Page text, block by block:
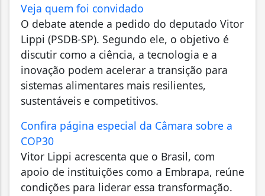
Veja quem foi convidado
O debate atende a pedido do deputado Vitor
Lippi (PSDB-SP). Segundo ele, o objetivo é
discutir como a ciência, a tecnologia e a
inovação podem acelerar a transição para
sistemas alimentares mais resilientes,
sustentáveis e competitivos.
Confira página especial da Câmara sobre a
COP30
Vitor Lippi acrescenta que o Brasil, com
apoio de instituições como a Embrapa, reúne
condições para liderar essa transformação.